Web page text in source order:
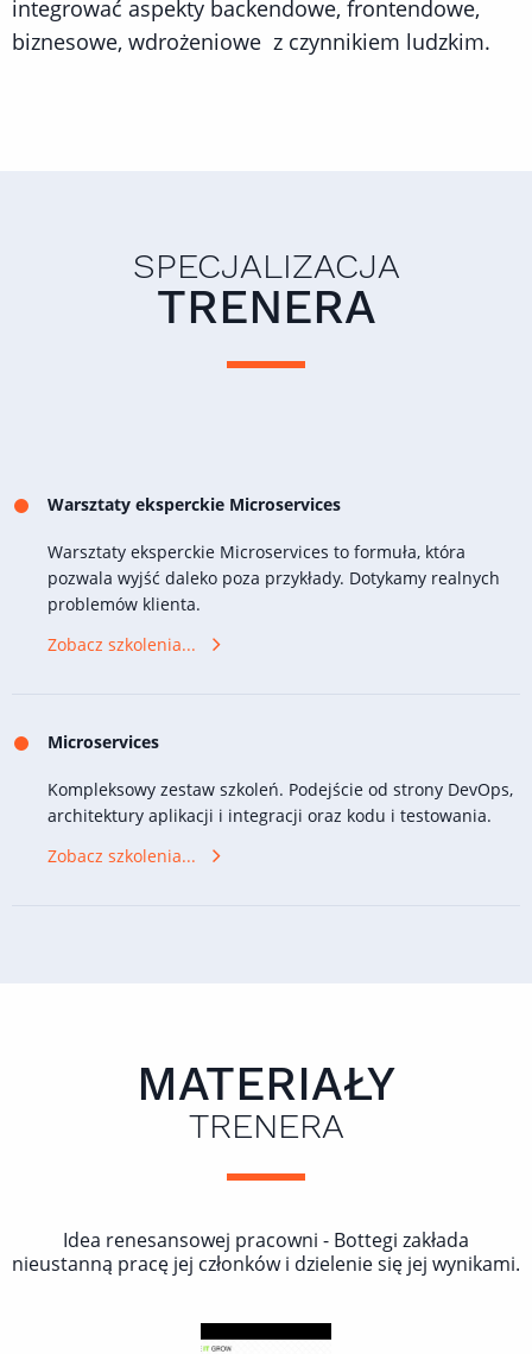
integrować aspekty backendowe, frontendowe,
biznesowe, wdrożeniowe z czynnikiem ludzkim.
SPECJALIZACJA
TRENERA
Warsztaty eksperckie Microservices
Warsztaty eksperckie Microservices to formuła, która
pozwala wyjść daleko poza przykłady. Dotykamy realnych
problemów klienta.
Zobacz szkolenia...
Microservices
Kompleksowy zestaw szkoleń. Podejście od strony DevOps,
architektury aplikacji i integracji oraz kodu i testowania.
Zobacz szkolenia...
MATERIAŁY
TRENERA
Idea renesansowej pracowni - Bottegi zakłada
nieustanną pracę jej członków i dzielenie się jej wynikami.